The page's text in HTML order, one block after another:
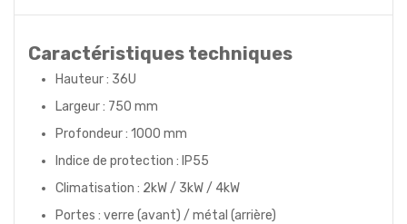
Caractéristiques techniques
Hauteur : 36U
Largeur : 750 mm
Profondeur : 1000 mm
Indice de protection : IP55
Climatisation : 2kW / 3kW / 4kW
Portes : verre (avant) / métal (arrière)